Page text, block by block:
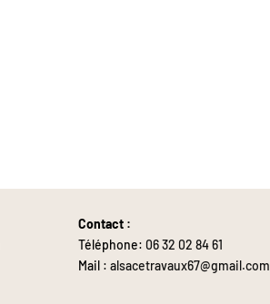
Contact :
Téléphone: 06 32 02 84 61
Mail : alsacetravaux67@gmail.com